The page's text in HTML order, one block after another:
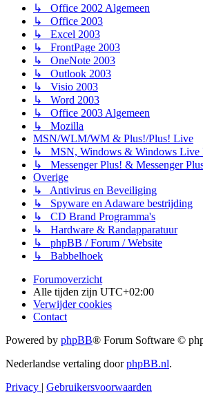
↳ Office 2002 Algemeen
↳ Office 2003
↳ Excel 2003
↳ FrontPage 2003
↳ OneNote 2003
↳ Outlook 2003
↳ Visio 2003
↳ Word 2003
↳ Office 2003 Algemeen
↳ Mozilla
MSN/WLM/WM & Plus!/Plus! Live
↳ MSN, Windows & Windows Live
↳ Messenger Plus! & Messenger
Overige
↳ Antivirus en Beveiliging
↳ Spyware en Adaware bestrijding
↳ CD Brand Programma's
↳ Hardware & Randapparatuur
↳ phpBB / Forum / Website
↳ Babbelhoek
Forumoverzicht
Alle tijden zijn UTC+02:00
Verwijder cookies
Contact
Powered by phpBB® Forum Software ©
Nederlandse vertaling doorphpBB.nl.
Privacy | Gebruikersvoorwaarden